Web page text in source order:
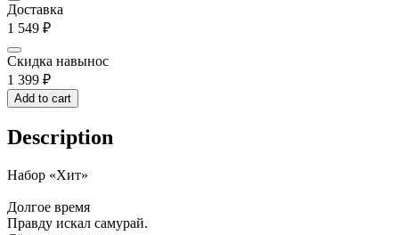
Доставка
1 549 ₽
Скидка навынос
1 399 ₽
Add to cart
Description
Набор «Хит»
Долгое время
Правду искал самурай.